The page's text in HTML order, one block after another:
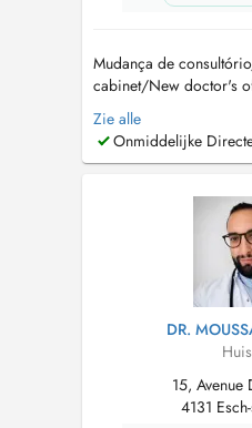
Mudança de
cabinet/New doctor's
Fitzgerald Kennedy, L-
2éme étage
304 365 Sécretariat du
as 14h-18h Reception
Zie alle
Onmiddelijke
DR.
15, Avenue
4131